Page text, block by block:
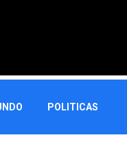
POLITICAS